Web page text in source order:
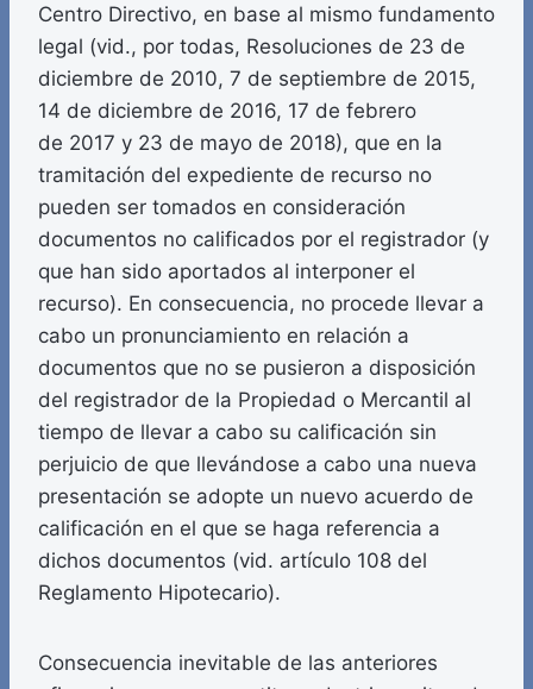
Centro Directivo, en base al mismo fundamento
legal (vid., por todas, Resoluciones de 23 de
diciembre de 2010, 7 de septiembre de 2015,
14 de diciembre de 2016, 17 de febrero
de 2017 y 23 de mayo de 2018), que en la
tramitación del expediente de recurso no
pueden ser tomados en consideración
documentos no calificados por el registrador (y
que han sido aportados al interponer el
recurso). En consecuencia, no procede llevar a
cabo un pronunciamiento en relación a
documentos que no se pusieron a disposición
del registrador de la Propiedad o Mercantil al
tiempo de llevar a cabo su calificación sin
perjuicio de que llevándose a cabo una nueva
presentación se adopte un nuevo acuerdo de
calificación en el que se haga referencia a
dichos documentos (vid. artículo 108 del
Reglamento Hipotecario).
Consecuencia inevitable de las anteriores